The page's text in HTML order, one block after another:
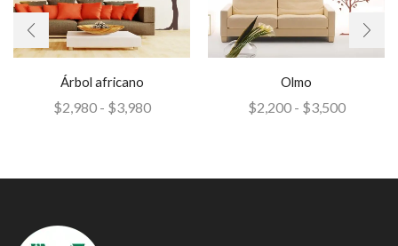
Árbol africano
$2,980 - $3,980
Olmo
$2,200 - $3,500